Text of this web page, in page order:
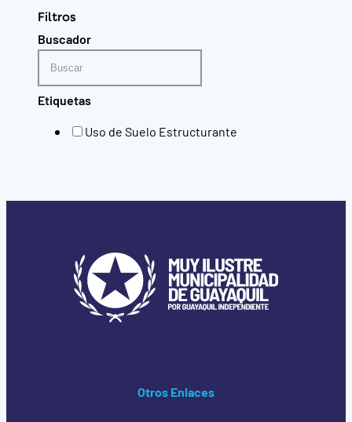
Filtros
Buscador
Etiquetas
Uso de Suelo Estructurante
Otros Enlaces